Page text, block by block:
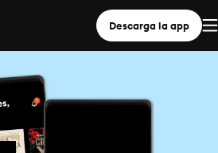
Descarga la app